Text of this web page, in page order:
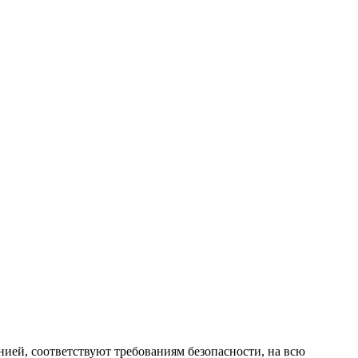
соответствуют требованиям безопасности, на всю